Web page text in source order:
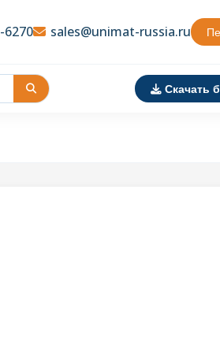
6270 sales@unimat-russia.ru
Скачать